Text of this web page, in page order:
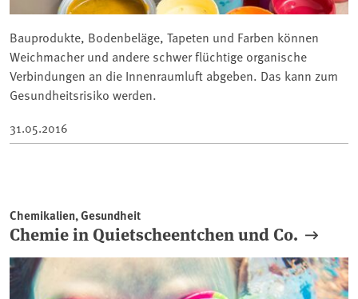
Bauprodukte, Bodenbeläge, Tapeten und Farben können
Weichmacher und andere schwer flüchtige organische
Verbindungen an die Innenraumluft abgeben. Das kann zum
Gesundheitsrisiko werden.
31.05.2016
Chemikalien, Gesundheit
Chemie in Quietscheentchen und Co.